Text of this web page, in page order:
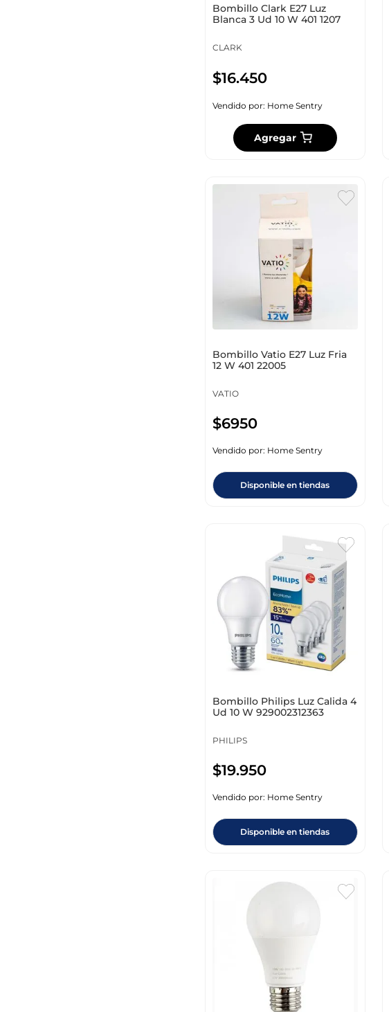
Bombillo Clark E27 Luz
Blanca 3 Ud 10 W 401 1207
CLARK
$16.450
Vendido por: Home Sentry
Agregar
Bombillo Vatio E27 Luz Fria
12 W 401 22005
VATIO
$6950
Vendido por: Home Sentry
Disponible en tiendas
Bombillo Philips Luz Calida 4
Ud 10 W 929002312363
PHILIPS
$19.950
Vendido por: Home Sentry
Disponible en tiendas